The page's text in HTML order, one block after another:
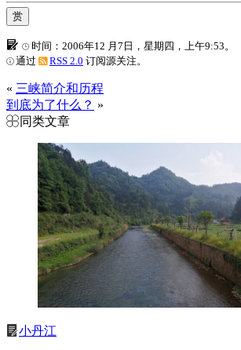
赏
时间：2006年12 月7日，星期四，上午9:53。
通过
RSS 2.0 订阅源关注。
« 三峡简介和历程
到底为了什么？ »
同类文章
小丹江